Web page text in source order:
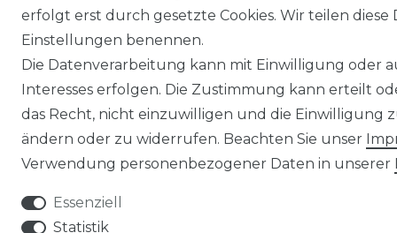
erfolgt erst durch gesetzte Cookies. Wir teilen
Einstellungen benennen.
Die Datenverarbeitung kann mit Einwilligung oder
Interesses erfolgen. Die Zustimmung kann erteilt
das Recht, nicht einzuwilligen und die Einwilligung
ändern oder zu widerrufen. Beachten Sie unser
Verwendung personenbezogener Daten in unserer
Essenziell
Statistik